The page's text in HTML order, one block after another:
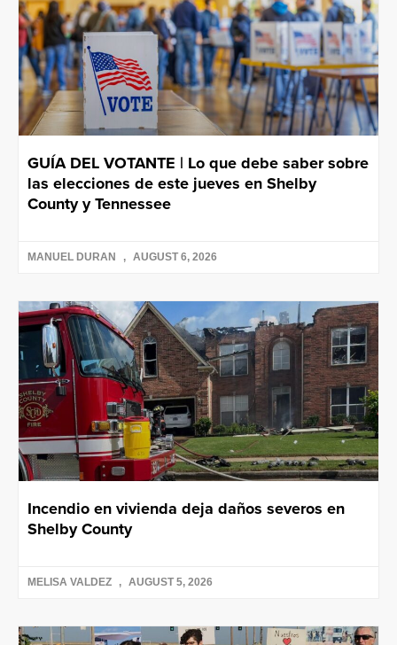
GUÍA DEL VOTANTE | Lo que debe saber sobre
las elecciones de este jueves en Shelby
County y Tennessee
MANUEL DURAN AUGUST 6, 2026
Incendio en vivienda deja daños severos en
Shelby County
MELISA VALDEZ AUGUST 5, 2026